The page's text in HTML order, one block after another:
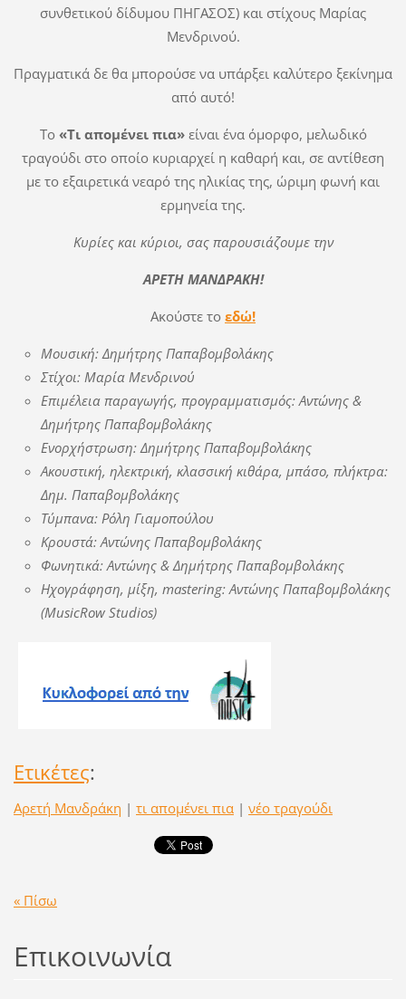
συνθετικού δίδυμου ΠΗΓΑΣΟΣ) και στίχους Μαρίας
Μενδρινού.
Πραγματικά δε θα μπορούσε να υπάρξει καλύτερο ξεκίνημα
από αυτό!
Το «Τι απομένει πια»είναι ένα όμορφο, μελωδικό
τραγούδι στο οποίο κυριαρχεί η καθαρή και, σε αντίθεση
με το εξαιρετικά νεαρό της ηλικίας της, ώριμη φωνή και
ερμηνεία της.
Κυρίες και κύριοι, σας παρουσιάζουμε την
ΑΡΕΤΗ ΜΑΝΔΡΑΚΗ!
Ακούστε το εδώ!
Μουσική: Δημήτρης Παπαβομβολάκης
Στίχοι: Μαρία Μενδρινού
Επιμέλεια παραγωγής, προγραμματισμός: Αντώνης &
Δημήτρης Παπαβομβολάκης
Ενορχήστρωση: Δημήτρης Παπαβομβολάκης
Ακουστική, ηλεκτρική, κλασσική κιθάρα, μπάσο, πλήκτρα:
Δημ. Παπαβομβολάκης
Τύμπανα: Ρόλη Γιαμοπούλου
Κρουστά: Αντώνης Παπαβομβολάκης
Φωνητικά: Αντώνης & Δημήτρης Παπαβομβολάκης
Ηχογράφηση, μίξη, mastering: Αντώνης Παπαβομβολάκης
(MusicRow Studios)
Ετικέτες:
Αρετή Μανδράκη | τι απομένει πια | νέο τραγούδι
« Πίσω
Επικοινωνία